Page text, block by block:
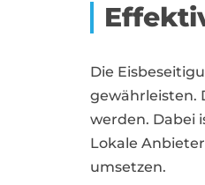
Die
gewährleisten.
werden. Dabei
Lokale
umsetzen.